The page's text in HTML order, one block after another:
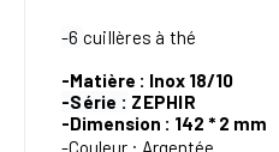
-6 cuillères àthé
-Matière : Inox 18/10
-Série : ZEPHIR
-Dimension : 142 * 2 mm